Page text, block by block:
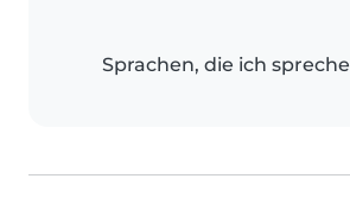
Sprachen, die ich spreche